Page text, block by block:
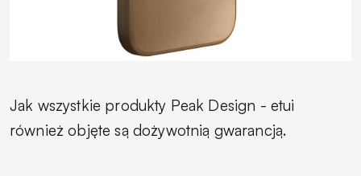
Jak wszystkie produkty Peak Design - etui
również objęte są dożywotnią gwarancją.